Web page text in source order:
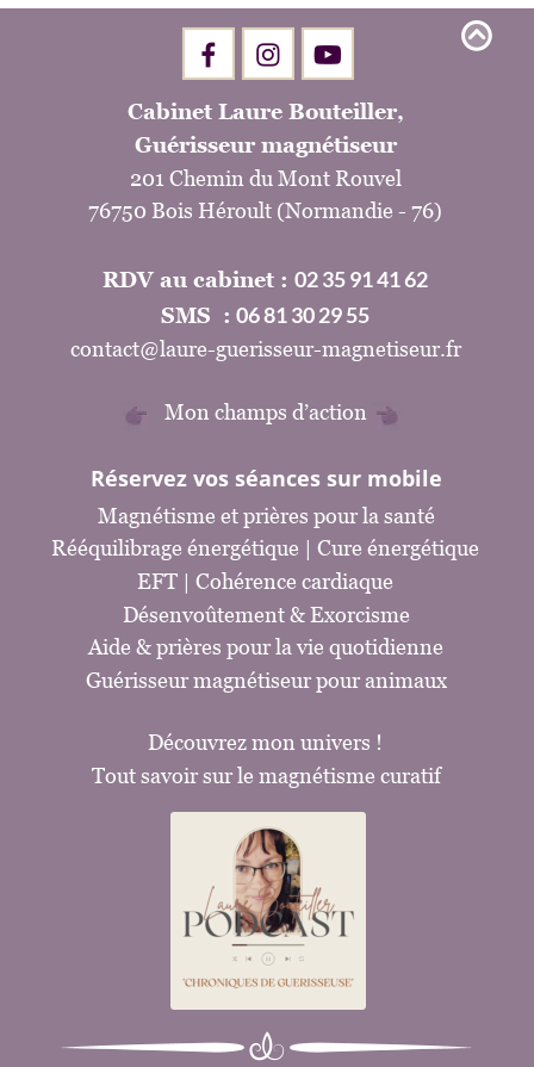
Cabinet Laure Bouteiller,
Guérisseur magnétiseur
201 Chemin du Mont Rouvel
76750 Bois Héroult (Normandie - 76)
RDV au cabinet : 02 35 91 41 62
SMS  : 06 81 30 29 55
contact@laure-guerisseur-magnetiseur.fr
Mon champs d’action
Réservez vos séances sur mobile
Magnétisme et prières pour la santé
Rééquilibrage énergétique | Cure énergétique
EFT | Cohérence cardiaque
Désenvoûtement & Exorcisme
Aide & prières pour la vie quotidienne
Guérisseur magnétiseur pour animaux
Découvrez mon univers !
Tout savoir sur le magnétisme curatif